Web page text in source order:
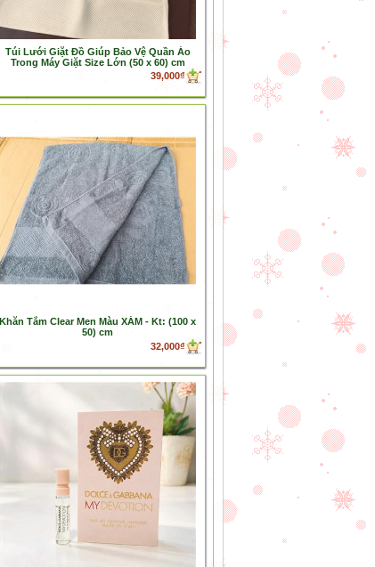
Túi Lưới Giặt Đồ Giúp Bảo Vệ Quần Áo
Trong Máy Giặt Size Lớn (50 x 60) cm
39,000₫
Khăn Tắm Clear Men Màu XÁM - Kt: (100 x
50) cm
32,000₫